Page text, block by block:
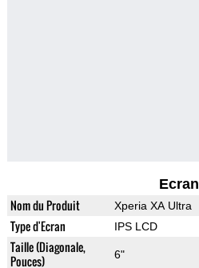
Ecran
Nom du Produit Xperia XA Ultra
Type d'Ecran IPS LCD
Taille (Diagonale,
Pouces)
6"